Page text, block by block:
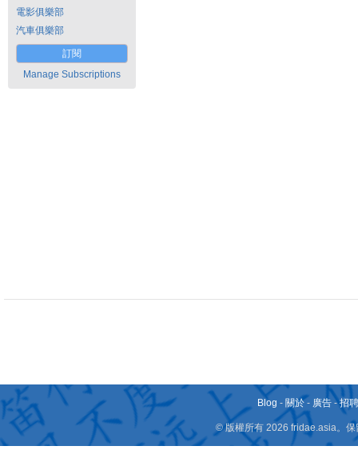
電影俱樂部
汽車俱樂部
訂閱
Manage Subscriptions
Blog - 關於 - 廣告 -招
© 版權所有 2026 fridae.asia。